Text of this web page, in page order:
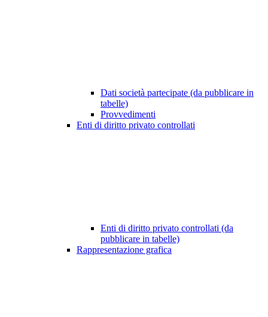
Dati società partecipate (da pubblicare in
tabelle)
Provvedimenti
Enti di diritto privato controllati
Enti di diritto privato controllati (da
pubblicare in tabelle)
Rappresentazione grafica